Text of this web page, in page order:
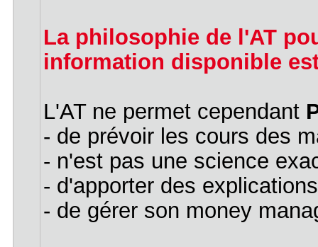
La philosophie de l'AT
information disponible
L'AT ne permet cependant
- de prévoir les cours des
- n'est pas une science
- d'apporter des
- de gérer son money